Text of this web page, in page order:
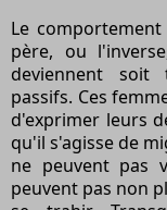
Le
père, ou
deviennent soit
passifs. Ces
d'exprimer leurs
qu'il s'agisse de
ne peuvent pas
peuvent pas non